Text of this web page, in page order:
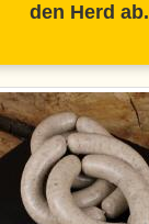
den Herd ab.